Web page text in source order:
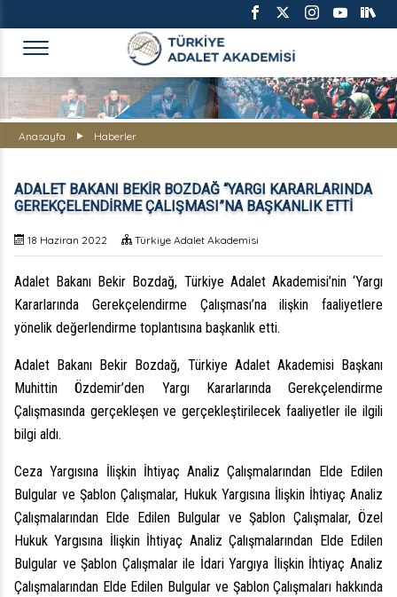
TÜRKİYE ADALET AKADEMİSİ
Anasayfa Haberler
ADALET BAKANI BEKİR BOZDAĞ “YARGI KARARLARINDA
GEREKÇELENDİRME ÇALIŞMASI”NA BAŞKANLIK ETTİ
18 Haziran 2022 Türkiye Adalet Akademisi
Adalet Bakanı Bekir Bozdağ, Türkiye Adalet Akademisi’nin ‘Yargı
Kararlarında Gerekçelendirme Çalışması’na ilişkin faaliyetlere
yönelik değerlendirme toplantısına başkanlık etti.
Adalet Bakanı Bekir Bozdağ, Türkiye Adalet Akademisi Başkanı
Muhittin Özdemir’den Yargı Kararlarında Gerekçelendirme
Çalışmasında gerçekleşen ve gerçekleştirilecek faaliyetler ile ilgili
bilgi aldı.
Ceza Yargısına İlişkin İhtiyaç Analiz Çalışmalarından Elde Edilen
Bulgular ve Şablon Çalışmalar, Hukuk Yargısına İlişkin İhtiyaç Analiz
Çalışmalarından Elde Edilen Bulgular ve Şablon Çalışmalar, Özel
Hukuk Yargısına İlişkin İhtiyaç Analiz Çalışmalarından Elde Edilen
Bulgular ve Şablon Çalışmalar ile İdari Yargıya İlişkin İhtiyaç Analiz
Çalışmalarından Elde Edilen Bulgular ve Şablon Çalışmaları hakkında